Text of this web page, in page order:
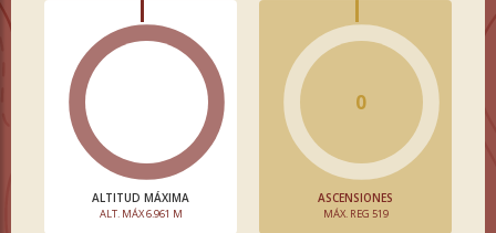
ALTITUD MÁXIMA
ALT. MÁX 6.961 M
0
ASCENSIONES
MÁX. REG 519